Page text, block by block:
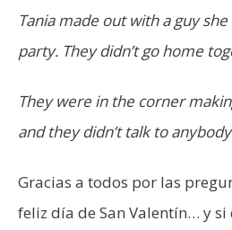
Tania made out with a guy
party. They didn’t go home
They were in the corner
and they didn’t talk to
Gracias a todos por las
feliz día de San Valentín… y